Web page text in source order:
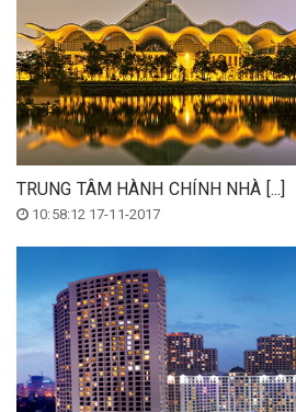
TRUNG TÂM HÀNH CHÍNH NHÀ [...]
10:58:12 17-11-2017